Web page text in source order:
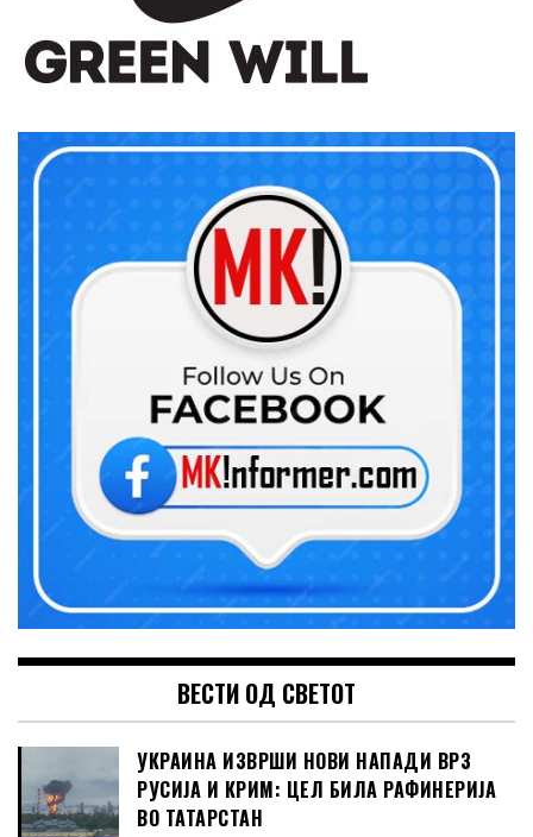
ВЕСТИ ОД СВЕТОТ
УКРАИНА ИЗВРШИ НОВИ НАПАДИ ВРЗ
РУСИЈА И КРИМ: ЦЕЛ БИЛА РАФИНЕРИЈА
ВО ТАТАРСТАН